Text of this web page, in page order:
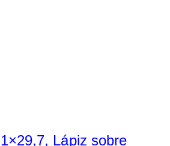
Lápiz sobre